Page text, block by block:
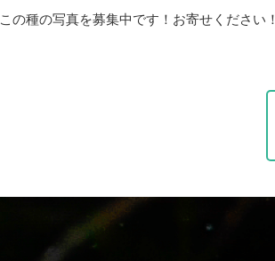
この種の写真を募集中です！お寄せください！